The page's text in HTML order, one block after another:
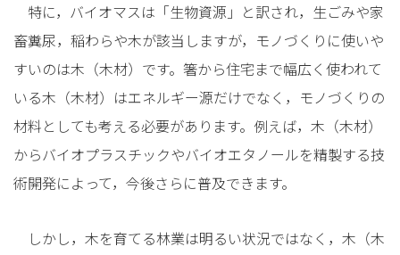
特に，バイオマスは「生物資源」と訳され，生ごみや家
畜糞尿，稲わらや木が該当しますが，モノづくりに使いや
すいのは木（木材）です。箸から住宅まで幅広く使われて
いる木（木材）はエネルギー源だけでなく，モノづくりの
材料としても考える必要があります。例えば，木（木材）
からバイオプラスチックやバイオエタノールを精製する技
術開発によって，今後さらに普及できます。
しかし，木を育てる林業は明るい状況ではなく，木（木